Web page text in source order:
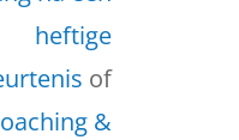
heftige
of
&